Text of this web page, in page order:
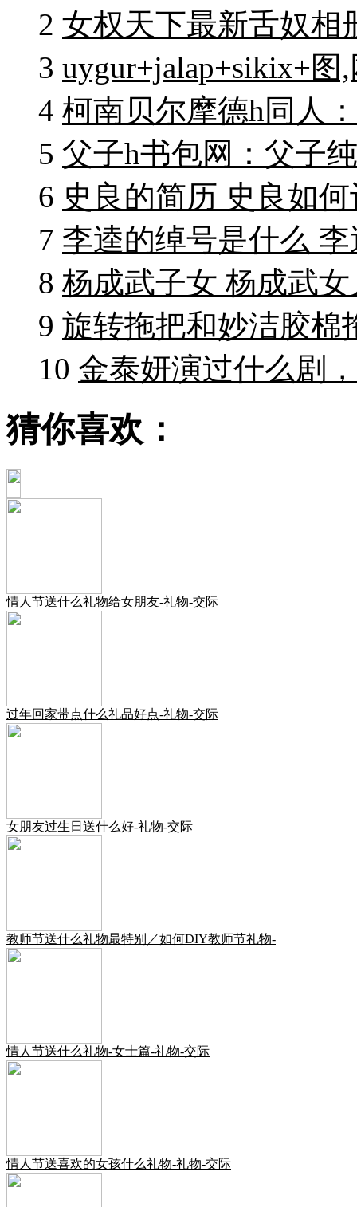
2 女权天下最新舌奴相
3 uygur+jalap+sikix+图
4 柯南贝尔摩德h同人
5 父子h书包网：父子
6 史良的简历 史良如
7 李逵的绰号是什么
8 杨成武子女 杨成武
9 旋转拖把和妙洁胶棉
10 金泰妍演过什么剧
猜你喜欢：
情人节送什么礼物给女朋友-礼物-交际
过年回家带点什么礼品好点-礼物-交际
女朋友过生日送什么好-礼物-交际
教师节送什么礼物最特别／如何DIY教师节礼物-
情人节送什么礼物-女士篇-礼物-交际
情人节送喜欢的女孩什么礼物-礼物-交际